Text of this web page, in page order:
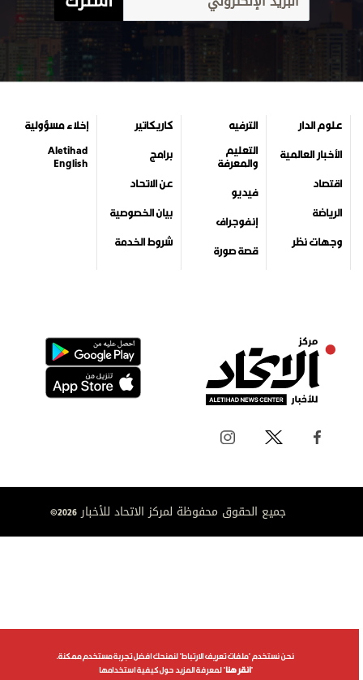
علوم الدار
الأخبار العالمية
اقتصاد
الرياضة
وجهات نظر
الترفيه
التعليم
والمعرفة
فيديو
إنفوجراف
قصة صورة
كاريكاتير
برامج
عن الاتحاد
بيان الخصوصية
شروط الخدمة
إخلاء مسؤولية
Aletihad
English
جميع الحقوق محفوظة لمركز الاتحاد للأخبار 2026©
نحن نستخدم "ملفات تعريف الارتباط" لنمنحك افضل تجربة مستخدم ممكنة.
انقر هنا" لمعرفة المزيد حول كيفية استخدامها